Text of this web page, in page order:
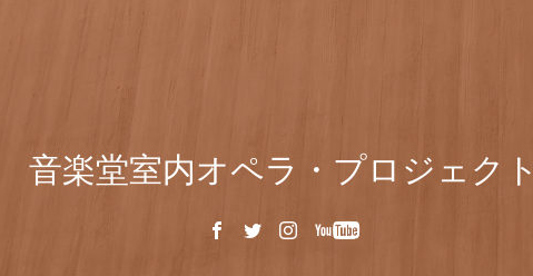
音楽堂室内オペラ・プロジェク